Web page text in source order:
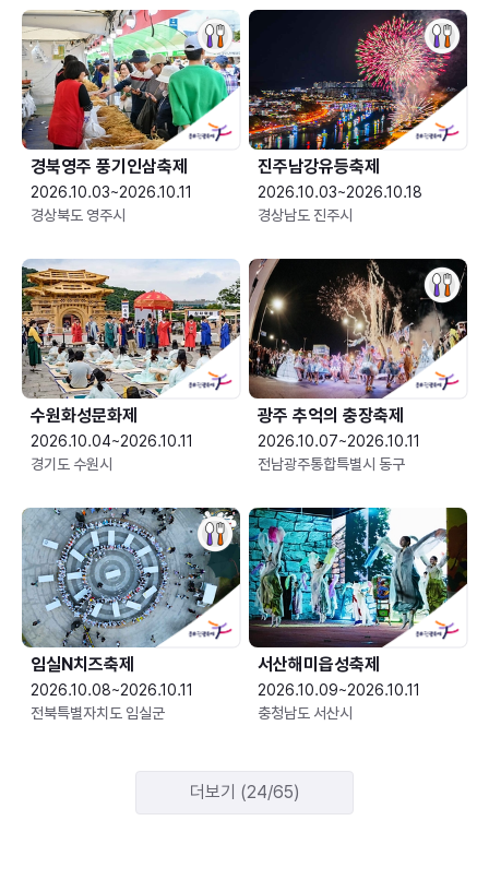
경북영주 풍기인삼축제
2026.10.03~2026.10.11
경상북도 영주시
진주남강유등축제
2026.10.03~2026.10.18
경상남도 진주시
수원화성문화제
2026.10.04~2026.10.11
경기도 수원시
광주 추억의 충장축제
2026.10.07~2026.10.11
전남광주통합특별시 동구
임실N치즈축제
2026.10.08~2026.10.11
전북특별자치도 임실군
서산해미읍성축제
2026.10.09~2026.10.11
충청남도 서산시
더보기 (24/65)